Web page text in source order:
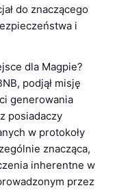
do znaczącego
i
dla Magpie?
podjął misję
generowania
posiadaczy
w protokoły
znacząca,
inherentne w
przez